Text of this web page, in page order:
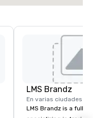
LMS Brandz
En varias ciudades
LMS Brandz is a full-